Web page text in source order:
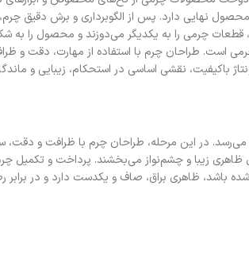
نهایی دارد. پس از الگوبرداری و برش دقیق
چرمی را به یکدیگر می‌دوزند و محصول را به
است. طراحان چرم با استفاده از مهارت، دقت و
باکیفیت، نقشی اساسی در استحکام، زیبایی و
در این مرحله، طراحان چرم با ظرافت و
ظاهری زیبا و چشم‌نواز می‌بخشند. پرداخت و تکمیل
باشد، ظاهری براق، صاف و یکدست دارد و در برابر